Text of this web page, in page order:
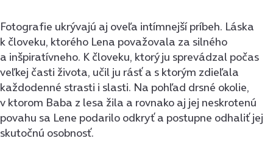
Fotografie ukrývajú aj oveľa intímnejší príbeh. Láska
k človeku, ktorého Lena považovala za silného
a inšpiratívneho. K človeku, ktorý ju sprevádzal počas
veľkej časti života, učil ju rásť a s ktorým zdieľala
každodenné strasti i slasti. Na pohľad drsné okolie,
v ktorom Baba z lesa žila a rovnako aj jej neskrotenú
povahu sa Lene podarilo odkryť a postupne odhaliť jej
skutočnú osobnosť.